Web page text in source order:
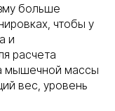
больше
чтобы у
и
расчета
мышечной массы
вес, уровень